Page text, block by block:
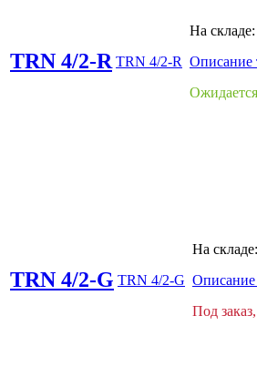
TRN 4/2-R TRN 4/2-R
На складе:
Описание
TRN 4/2-G TRN 4/2-G
На складе:
Описание
Под